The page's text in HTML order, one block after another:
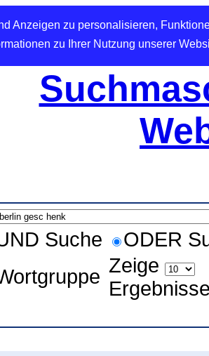
Anzeigen zu personalisieren,
zu Ihrer Nutzung unserer
Suche
ODER
Zeige
Ergebnisse